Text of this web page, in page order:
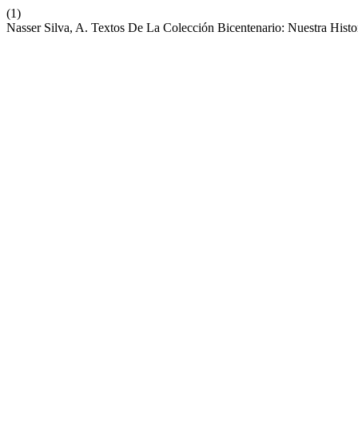
(1)
Nasser Silva, A. Textos De La Colección Bicentenario: Nuestra